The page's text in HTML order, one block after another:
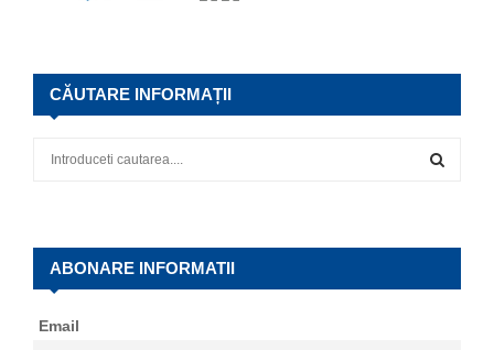
CĂUTARE INFORMAȚII
f
E
A
ABONARE INFORMATII
Email